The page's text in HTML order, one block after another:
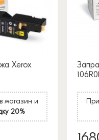
Xerox
магазин и
20%